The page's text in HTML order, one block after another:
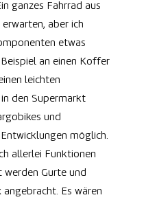
ganzes Fahrrad aus
aber ich
etwas
an einen Koffer
leichten
den Supermarkt
und
möglich.
allerlei Funktionen
werden Gurte und
Es wären